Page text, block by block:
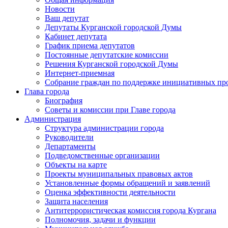
Новости
Ваш депутат
Депутаты Курганской городской Думы
Кабинет депутата
График приема депутатов
Постоянные депутатские комиссии
Решения Курганской городской Думы
Интернет-приемная
Собрание граждан по поддержке инициативных
Глава города
Биография
Советы и комиссии при Главе города
Администрация
Структура администрации города
Руководители
Департаменты
Подведомственные организации
Объекты на карте
Проекты муниципальных правовых актов
Установленные формы обращений и заявлений
Оценка эффективности деятельности
Защита населения
Антитеррористическая комиссия города Кургана
Полномочия, задачи и функции